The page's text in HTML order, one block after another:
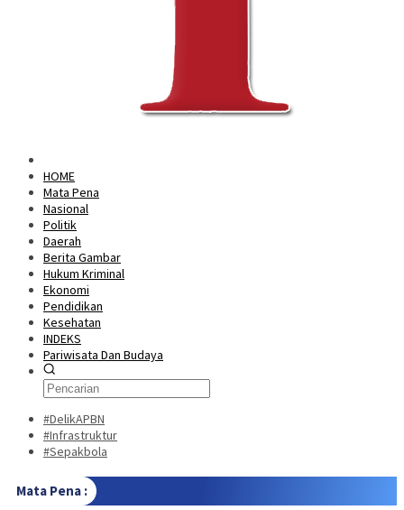
HOME
Mata Pena
Nasional
Politik
Daerah
Berita Gambar
Hukum Kriminal
Ekonomi
Pendidikan
Kesehatan
INDEKS
Pariwisata Dan Budaya
#DelikAPBN
#Infrastruktur
#Sepakbola
Mata Pena :